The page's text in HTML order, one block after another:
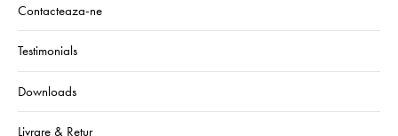
Contacteaza-ne
Testimonials
Downloads
Livrare & Retur